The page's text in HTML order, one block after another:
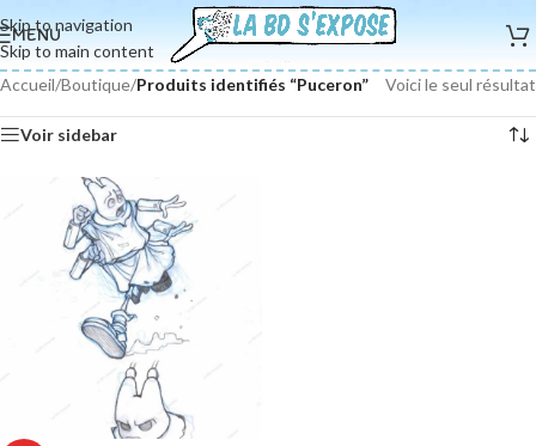
Skip to navigation
Skip to main content
MENU
Accueil/Boutique/Produits identifiés “Puceron” Voici le seul résultat
Voir sidebar